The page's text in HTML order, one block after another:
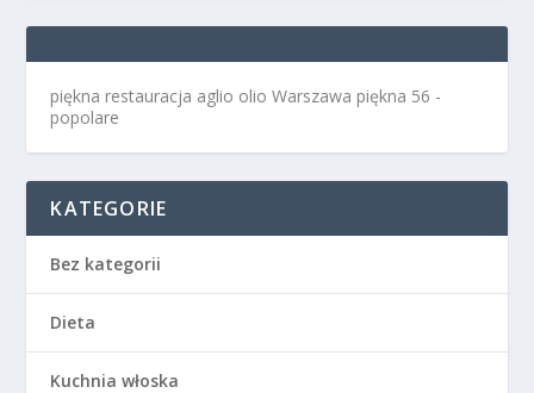
piękna restauracja aglio olio Warszawa piękna 56 -
popolare
KATEGORIE
Bez kategorii
Dieta
Kuchnia włoska